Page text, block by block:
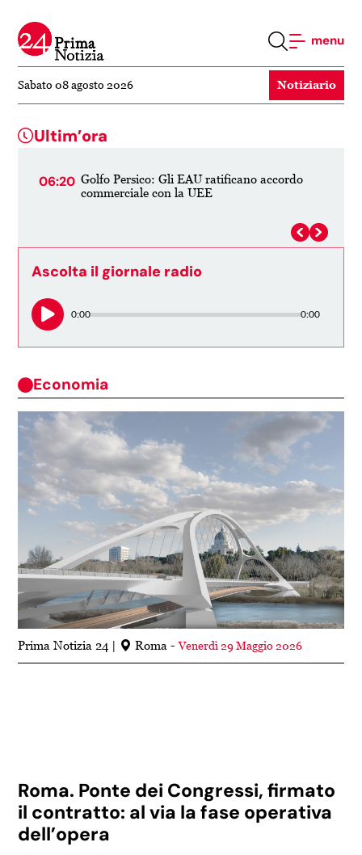
menu
Sabato 08 agosto 2026 Notiziario
Ultim’ora
22:55
Armenia: Pashinyan ammette l'impossibilita
di far parte contemporaneamente di UE e
Ascolta il giornale radio
0:00 0:00
Economia
Prima Notizia 24 Roma -Venerdì 29 Maggio 2026
Roma. Ponte dei Congressi, firmato
il contratto: al via la fase operativa
dell’opera